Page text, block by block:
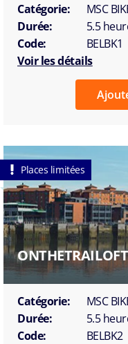
Catégorie:
MSC
Durée:
5.5
Code:
BELBK1
Voir les détails
Places limitées
Catégorie:
MSC
Durée:
5.5
Code:
BELBK2